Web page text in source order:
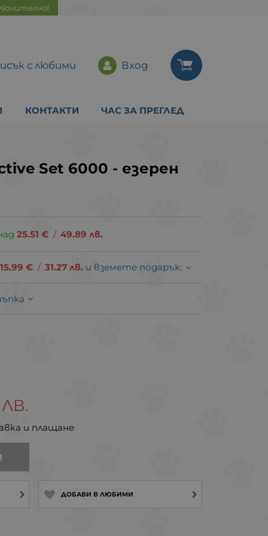
с любими Вход
КОНТАКТИ ЧАС ЗА ПРЕГЛЕД
Set 6000 - езерен
25.51 € / 49.89 лв.
15.99 € / 31.27 лв. и вземете подарък:
ЛВ.
и плащане
ДОБАВИ В ЛЮБИМИ